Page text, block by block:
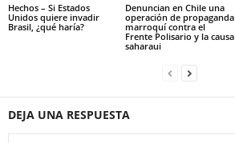
Hechos – Si Estados
Unidos quiere invadir
Brasil, ¿qué haría?
Denuncian en Chile una
operación de propaganda
marroquí contra el
Frente Polisario y la causa
saharaui
DEJA UNA RESPUESTA